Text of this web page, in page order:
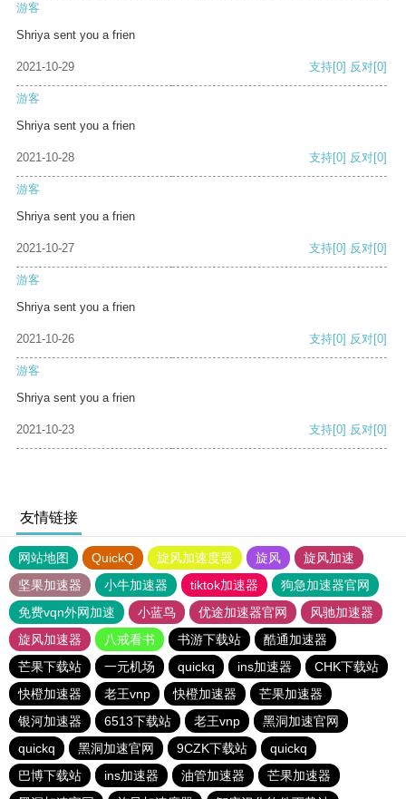
游客
Shriya sent you a frien
2021-10-29 支持[0] 反对[0]
游客
Shriya sent you a frien
2021-10-28 支持[0] 反对[0]
游客
Shriya sent you a frien
2021-10-27 支持[0] 反对[0]
游客
Shriya sent you a frien
2021-10-26 支持[0] 反对[0]
游客
Shriya sent you a frien
2021-10-23 支持[0] 反对[0]
友情链接
网站地图 QuickQ 旋风加速度器 旋风
旋风加速
坚果加速器
小牛加速器 tiktok加速器
狗急加速器官网
免费vqn外网加速
小蓝鸟 优途加速器官网
风驰加速器
旋风加速器
八戒看书 书游下载站
酷通加速器
芒果下载站
一元机场 quickq ins加速器
CHK下载站
快橙加速器
老王vnp 快橙加速器
芒果加速器
银河加速器
6513下载站 老王vnp
黑洞加速官网
quickq
黑洞加速官网 9CZK下载站
quickq
巴博下载站
ins加速器 油管加速器
芒果加速器